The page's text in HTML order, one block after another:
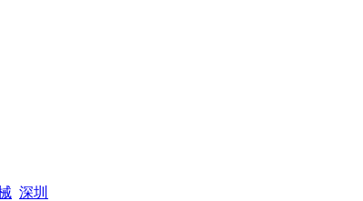
深圳